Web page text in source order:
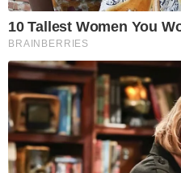
10 Tallest Women You
BRAINBERRIES